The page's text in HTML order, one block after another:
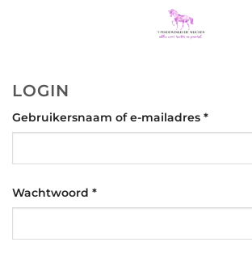
LOGIN
Gebruikersnaam of e-mailadres *Vereist
Wachtwoord *Vereist